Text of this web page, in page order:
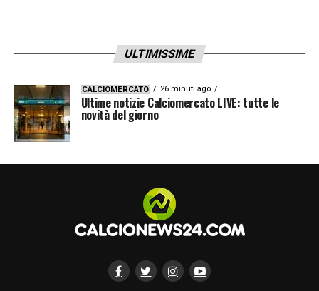
ULTIMISSIME
CALCIOMERCATO 26 minuti ago
Ultime notizie Calciomercato LIVE: tutte le
novità del giorno